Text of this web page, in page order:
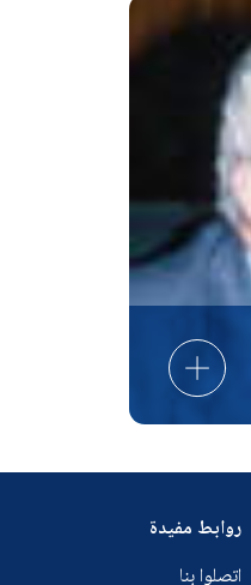
روابط مفيدة
اتصلوا بنا